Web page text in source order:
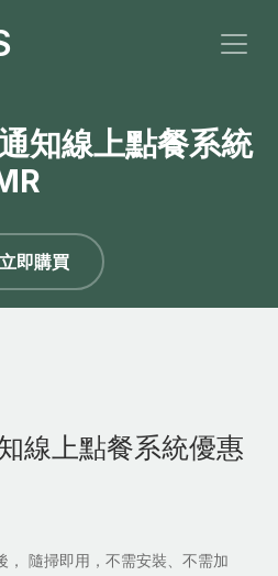
知線上點餐系統
立即購買
線上點餐系統優惠
隨掃即用，不需安裝、不需加